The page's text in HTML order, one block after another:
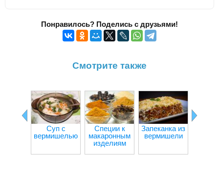
Понравилось? Поделись с друзьями!
Смотрите также
Суп с
вермишелью
Специи к
макаронным
изделиям
Запеканка из
вермишели